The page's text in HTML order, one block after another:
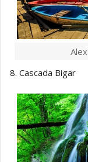
8. Cascada Bigar